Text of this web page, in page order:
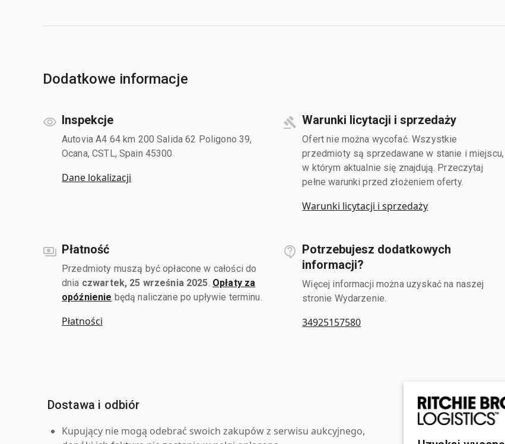
Dodatkowe informacje
Inspekcje
Autovia A4 64 km 200 Salida 62 Poligono 39,
Ocana, CSTL, Spain 45300
Dane lokalizacji
Warunki licytacji i sprzedaży
Ofert nie można wycofać. Wszystkie
przedmioty są sprzedawane w stanie i miejscu,
w którym aktualnie się znajdują. Przeczytaj
pełne warunki przed złożeniem oferty.
Warunki licytacji i sprzedaży
Płatność
Przedmioty muszą być opłacone w całości do
dnia czwartek, 25 września 2025 Opłaty za
opóźnienie będą naliczane po upływie terminu.
Płatności
Potrzebujesz dodatkowych
informacji?
Więcej informacji można uzyskać na naszej
stronie Wydarzenie.
34925157580
Dostawa i odbiór
Kupujący nie mogą odebrać swoich zakupów z serwisu aukcyjnego,